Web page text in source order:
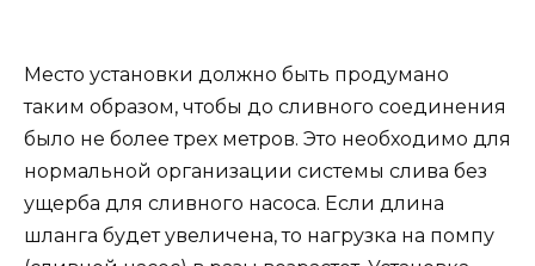
Место установки должно быть продумано
таким образом, чтобы до сливного соединения
было не более трех метров. Это необходимо для
нормальной организации системы слива без
ущерба для сливного насоса. Если длина
шланга будет увеличена, то нагрузка на помпу